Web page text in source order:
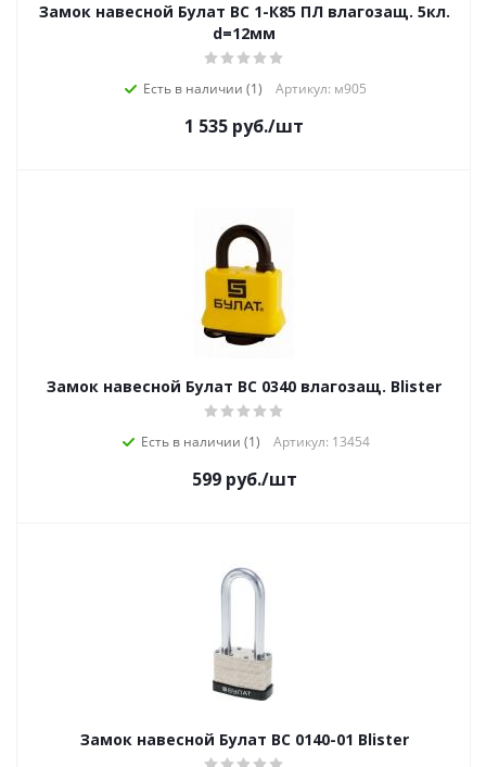
Замок навесной Булат ВС 1-К85 ПЛ влагозащ. 5кл.
d=12мм
Есть в наличии (1) Артикул: м905
1 535 руб./шт
Замок навесной Булат ВС 0340 влагозащ. Blister
Есть в наличии (1) Артикул: 13454
599руб./шт
Замок навесной Булат ВС 0140-01 Blister